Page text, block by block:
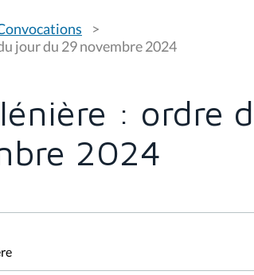
jour du 29 novembre 2024
: ordre
2024